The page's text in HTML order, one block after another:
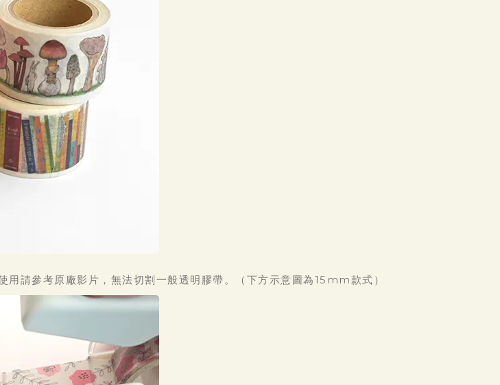
請參考原廠影片，無法切割一般透明膠帶。（下方示意圖為15mm款式）